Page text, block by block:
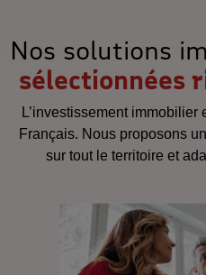
Nos solutions
sélectionnées
L’investissement
Français. Nous proposons
sur tout le territoire et